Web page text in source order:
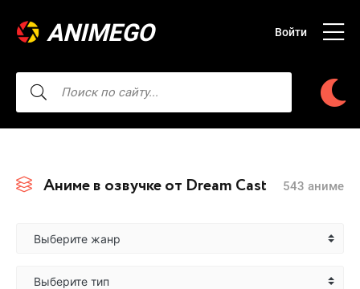
ANIMEGO Войти
Аниме в озвучке от Dream Cast 543 аниме
Выберите жанр
Выберите тип